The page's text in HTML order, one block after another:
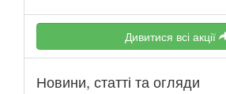
Дивитися всі акції
Новини, статті та огляди